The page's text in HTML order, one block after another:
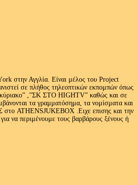
στην Αγγλία. Είναι μέλος του Project
σε πλήθος τηλεοπτικών εκπομπών όπως
,”ΣΚ ΣΤΟ HIGHTV” καθώς και σε
τα γραμματόσημα, τα νομίσματα και
ATHENSJUKEBOX .Ειχε επισης και την
περιμένουμε τους βαρβάρους ξένους ή